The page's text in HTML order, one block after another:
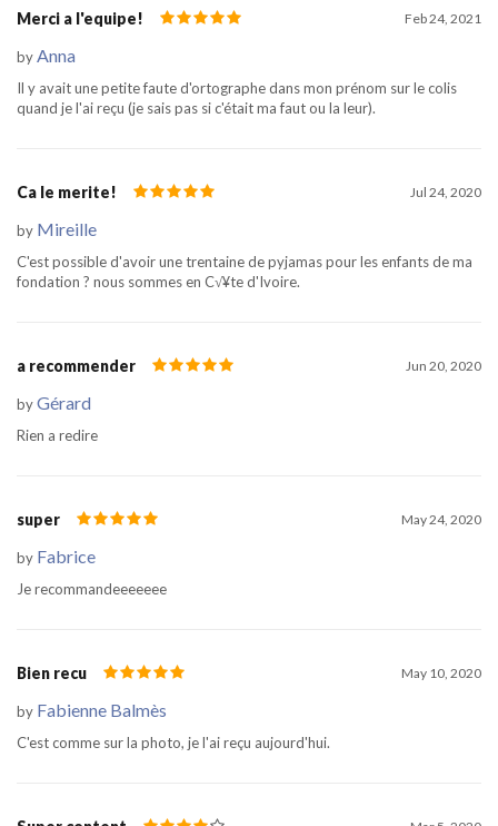
Merci a l'equipe! Feb 24, 2021
byAnna
Il y avait une petite faute d'ortographe dans mon prénom sur le colis
quand je l'ai reçu (je sais pas si c'était ma faut ou la leur).
Ca le merite! Jul 24, 2020
by Mireille
C'est possible d'avoir une trentaine de pyjamas pour les enfants de ma
fondation ? nous sommes en C√¥te d'Ivoire.
a recommender Jun 20, 2020
byGérard
Rien a redire
super May 24, 2020
by Fabrice
Je recommandeeeeeee
Bien recu May 10, 2020
by Fabienne Balmès
C'est comme sur la photo, je l'ai reçu aujourd'hui.